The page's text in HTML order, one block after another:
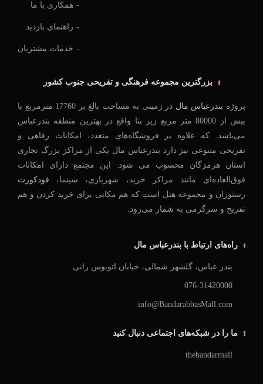
همکاری با ما
راهنمای بازدید
خدمات مشتریان
بزرگترین مجموعه فرهنگی و تفریحی جنوب کشور
پروژه بندرعباس مال
در زمینی به مساحت بالغ بر 17760 مترمربع با
بیش از 80000 متر مربع زیر بنا واقع در بهترین منطقه بندرعباس
می‌باشد. که علاوه بر فروشگاه‌های متعدد، امکانات رفاهی و
تفریحی متنوعی نیز دارد بندرعباس مال یکی از مراکز بزرگ تجاری
استان هرمزگان محسوب می شود. این مجتمع دارای امکانات
فوق‌العاده‌ای‌ مانند مراکز خرید، شهربازی، سینما، فودکورت
رستوران و مجموعه هتل است که هم مکانی برای خرید کردن و هم
تفریح و سرگرمی به شمار می‌رود.
راه‌های ارتباط با بندرعباس مال
بندر عباس، گلشهر شمالی، خیابان اتوبوس رانی
076-31420000
info@BandarabbasMall.com
ما را در شبکه‌های اجتماعی دنبال کنید
thebandarmall